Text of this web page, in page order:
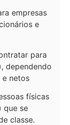
empresas
e
para
dependendo
netos
físicas
que se
classe.